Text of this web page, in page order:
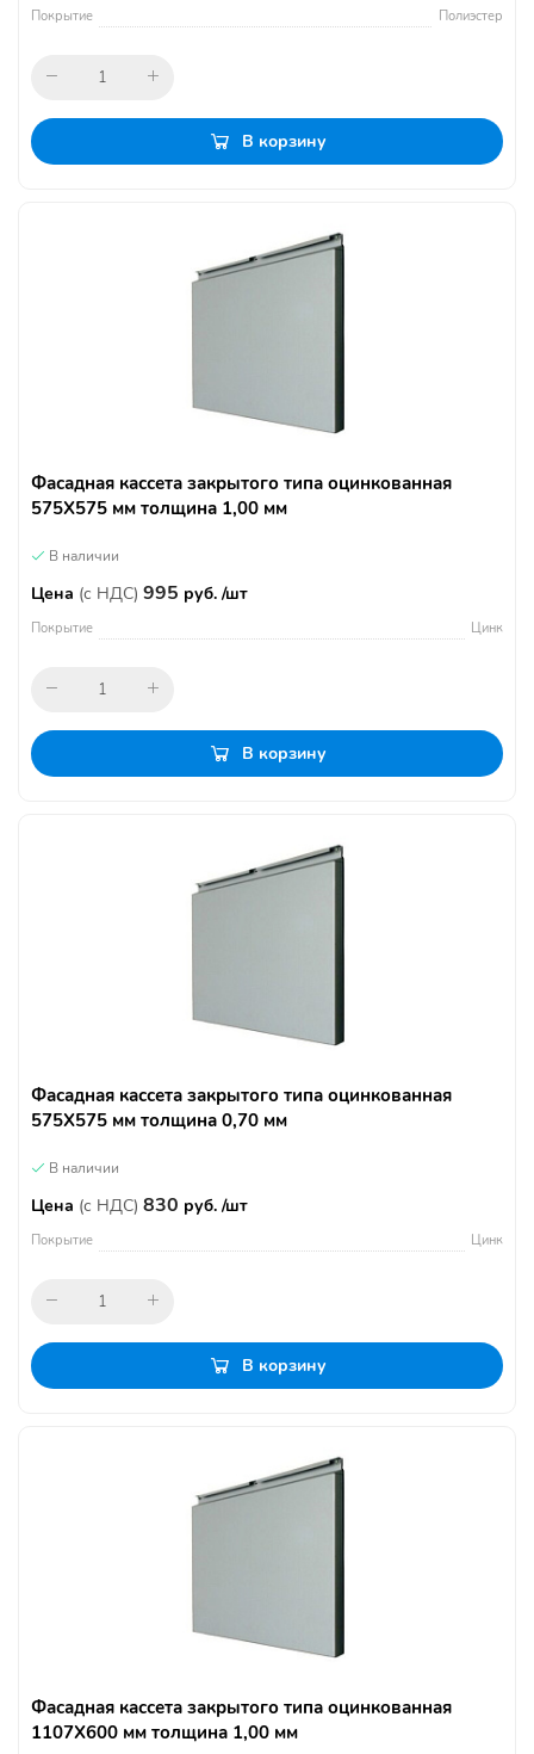
Покрытие Полиэстер
В корзину
Фасадная кассета закрытого типа оцинкованная
575Х575 мм толщина 1,00 мм
В наличии
Цена (с НДС) 995 руб. /шт
Покрытие Цинк
В корзину
Фасадная кассета закрытого типа оцинкованная
575Х575 мм толщина 0,70 мм
В наличии
Цена (с НДС) 830 руб. /шт
Покрытие Цинк
В корзину
Фасадная кассета закрытого типа оцинкованная
1107Х600 мм толщина 1,00 мм